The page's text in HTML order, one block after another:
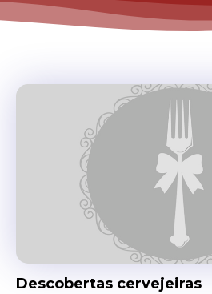
Descobertas cervejeiras